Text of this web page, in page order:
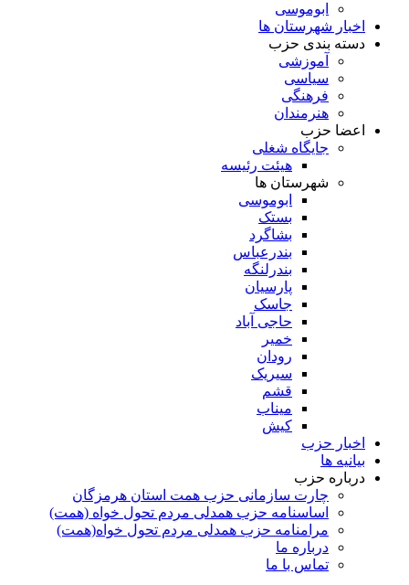
ابوموسی
اخبار شهرستان ها
دسته بندی حزب
آموزشی
سیاسی
فرهنگی
هنرمندان
اعضا حزب
جایگاه شغلی
هیئت رئیسه
شهرستان ها
ابوموسی
بستک
بشاگرد
بندرعباس
بندرلنگه
پارسیان
جاسک
حاجی آباد
خمیر
رودان
سیریک
قشم
میناب
کیش
اخبار حزب
بیانیه ها
درباره حزب
چارت سازمانی حزب همت استان هرمزگان
اساسنامه حزب همدلی مردم تحول خواه (همت)
مرامنامه حزب همدلی مردم تحول خواه(همت)
درباره ما
تماس با ما